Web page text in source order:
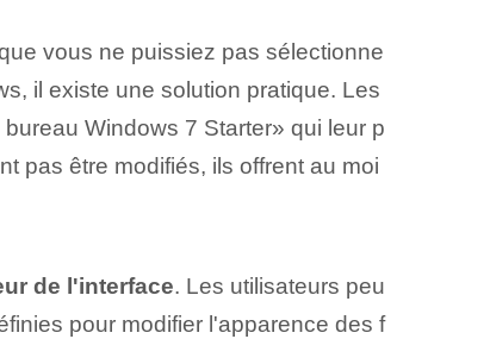
vous ne puissiez pas sélectionne
il existe une solution pratique. Les
Windows 7 Starter⁣» qui leur p
pas être modifiés, ils offrent au moi
de l'interface. Les utilisateurs peu
pour modifier l'apparence des f